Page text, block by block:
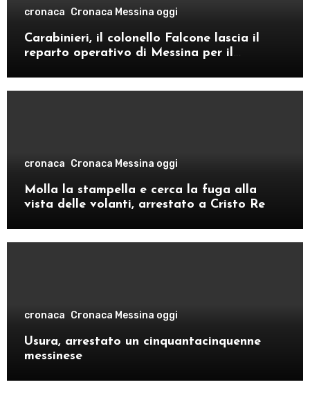
cronaca Cronaca Messina oggi
Carabinieri, il colonello Falcone lascia il
reparto operativo di Messina per il
cronaca Cronaca Messina oggi
Molla la stampella e cerca la fuga alla
vista delle volanti, arrestato a Cristo Re
cronaca Cronaca Messina oggi
Usura, arrestato un cinquantacinquenne
messinese